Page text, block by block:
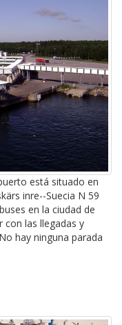
está situado en
inre--Suecia N 59
en la ciudad de
con las llegadas y
hay ninguna parada